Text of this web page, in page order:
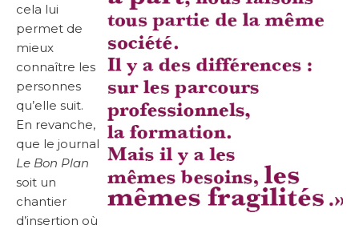
cela lui
permet de
mieux
connaître les
personnes
qu’elle suit.
En revanche,
que le journal
Le Bon Plan
soit un
chantier
d’insertion où